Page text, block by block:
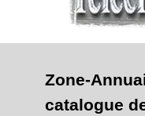
Zone-
catalogue